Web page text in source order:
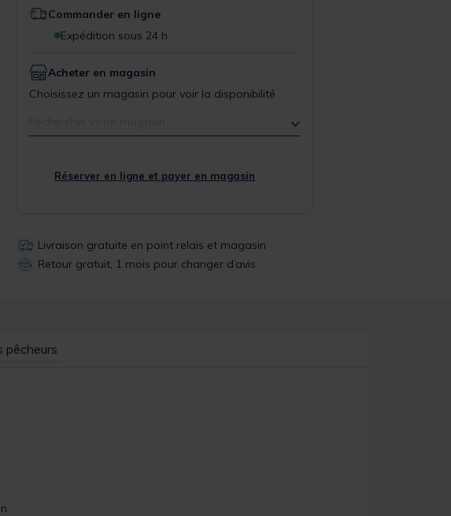
Commander en ligne
Expédition sous 24 h
Acheter en magasin
Choisissez un magasin pour voir la disponibilité
Réserver en ligne et payer en magasin
Livraison gratuite en point relais et magasin
Retour gratuit, 1 mois pour changer d’avis
pêcheurs